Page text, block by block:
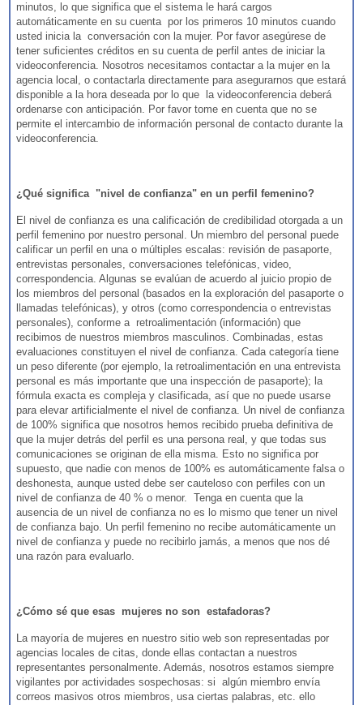
minutos, lo que significa que el sistema le hará cargos
automáticamente en su cuenta por los primeros 10 minutos cuando
usted inicia la conversación con la mujer. Por favor asegúrese de
tener suficientes créditos en su cuenta de perfil antes de iniciar la
videoconferencia. Nosotros necesitamos contactar a la mujer en la
agencia local, o contactarla directamente para asegurarnos que estará
disponible a la hora deseada por lo que la videoconferencia deberá
ordenarse con anticipación. Por favor tome en cuenta que no se
permite el intercambio de información personal de contacto durante la
videoconferencia.
¿Qué significa "nivel de confianza" en un perfil femenino?
El nivel de confianza es una calificación de credibilidad otorgada a un
perfil femenino por nuestro personal. Un miembro del personal puede
calificar un perfil en una o múltiples escalas: revisión de pasaporte,
entrevistas personales, conversaciones telefónicas, video,
correspondencia. Algunas se evalúan de acuerdo al juicio propio de
los miembros del personal (basados en la exploración del pasaporte o
llamadas telefónicas), y otros (como correspondencia o entrevistas
personales), conforme a retroalimentación (información) que
recibimos de nuestros miembros masculinos. Combinadas, estas
evaluaciones constituyen el nivel de confianza. Cada categoría tiene
un peso diferente (por ejemplo, la retroalimentación en una entrevista
personal es más importante que una inspección de pasaporte); la
fórmula exacta es compleja y clasificada, así que no puede usarse
para elevar artificialmente el nivel de confianza. Un nivel de confianza
de 100% significa que nosotros hemos recibido prueba definitiva de
que la mujer detrás del perfil es una persona real, y que todas sus
comunicaciones se originan de ella misma. Esto no significa por
supuesto, que nadie con menos de 100% es automáticamente falsa o
deshonesta, aunque usted debe ser cauteloso con perfiles con un
nivel de confianza de 40 % o menor. Tenga en cuenta que la
ausencia de un nivel de confianza no es lo mismo que tener un nivel
de confianza bajo. Un perfil femenino no recibe automáticamente un
nivel de confianza y puede no recibirlo jamás, a menos que nos dé
una razón para evaluarlo.
¿Cómo sé que esas mujeres no son estafadoras?
La mayoría de mujeres en nuestro sitio web son representadas por
agencias locales de citas, donde ellas contactan a nuestros
representantes personalmente. Además, nosotros estamos siempre
vigilantes por actividades sospechosas: si algún miembro envía
correos masivos otros miembros, usa ciertas palabras, etc. ello